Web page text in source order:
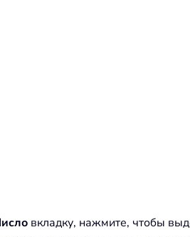
вкладку, нажмите, чтобы